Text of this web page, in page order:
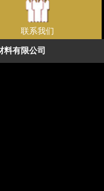
联系我们
料有限公司